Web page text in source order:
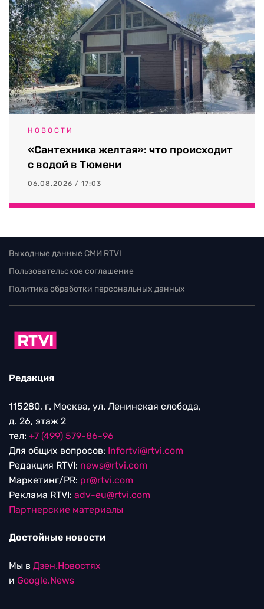
НОВОСТИ
«Сантехника желтая»: что происходит
с водой в Тюмени
06.08.2026 / 17:03
Выходные данные СМИ RTVI
Пользовательское соглашение
Политика обработки персональных данных
Редакция
115280, г. Москва, ул. Ленинская слобода,
д. 26, этаж 2
тел: +7 (499) 579-86-96
Для общих вопросов: Infortvi@rtvi.com
Редакция RTVI: news@rtvi.com
Маркетинг/PR: pr@rtvi.com
Реклама RTVI: adv-eu@rtvi.com
Партнерские материалы
Достойные новости
Мы в Дзен.Новостях
и Google.News